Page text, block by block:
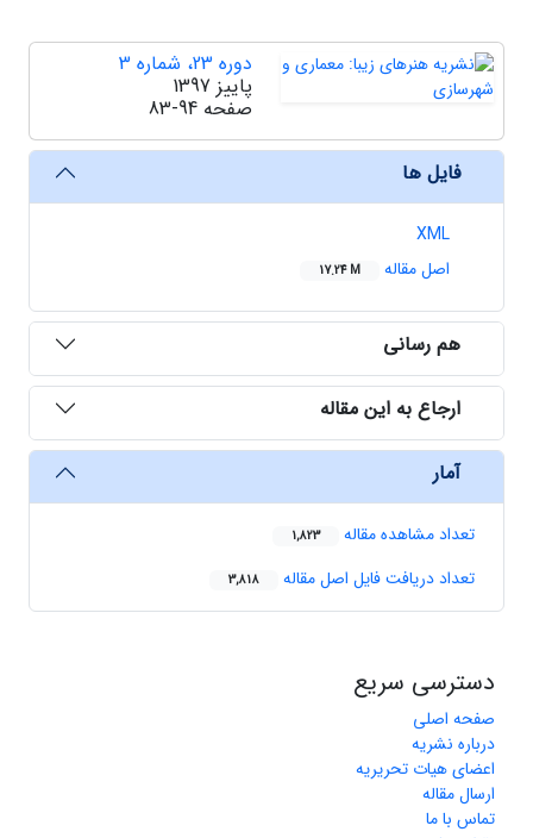
دوره 23، شماره 3
پاییز 1397
صفحه 83-94
فایل ها
XML
اصل مقاله
17.24 M
هم رسانی
ارجاع به این مقاله
آمار
تعداد مشاهده مقاله 1,823
تعداد دریافت فایل اصل مقاله 3,818
دسترسی سریع
صفحه اصلی
درباره نشریه
اعضای هیات تحریریه
ارسال مقاله
تماس با ما